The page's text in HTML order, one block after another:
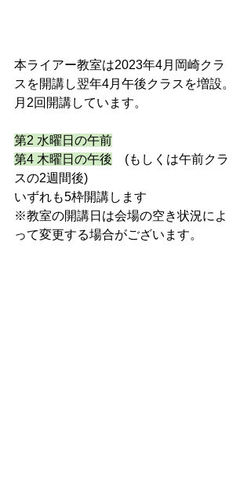
本ライアー教室は2023年4月岡崎クラ
スを開講し翌年4月午後クラスを増設。
月2回開講しています。
第2 水曜日の午前
第4 木曜日の午後 (もしくは午前クラ
スの2週間後)
いずれも5枠開講します
※教室の開講日は会場の空き状況によ
って変更する場合がございます。